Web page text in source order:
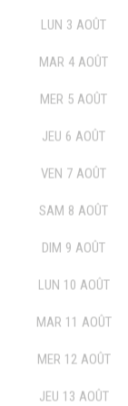
LUN 3 AOÛT
MAR 4 AOÛT
MER 5 AOÛT
JEU 6 AOÛT
VEN 7 AOÛT
SAM 8 AOÛT
DIM 9 AOÛT
LUN 10 AOÛT
MAR 11 AOÛT
MER 12 AOÛT
JEU 13 AOÛT